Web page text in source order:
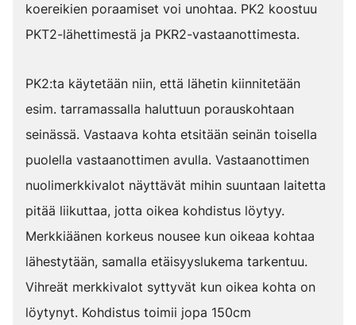
koereikien poraamiset voi unohtaa. PK2 koostuu
PKT2-lähettimestä ja PKR2-vastaanottimesta.
PK2:ta käytetään niin, että lähetin kiinnitetään
esim. tarramassalla haluttuun porauskohtaan
seinässä. Vastaava kohta etsitään seinän toisella
puolella vastaanottimen avulla. Vastaanottimen
nuolimerkkivalot näyttävät mihin suuntaan laitetta
pitää liikuttaa, jotta oikea kohdistus löytyy.
Merkkiäänen korkeus nousee kun oikeaa kohtaa
lähestytään, samalla etäisyyslukema tarkentuu.
Vihreät merkkivalot syttyvät kun oikea kohta on
löytynyt. Kohdistus toimii jopa 150cm